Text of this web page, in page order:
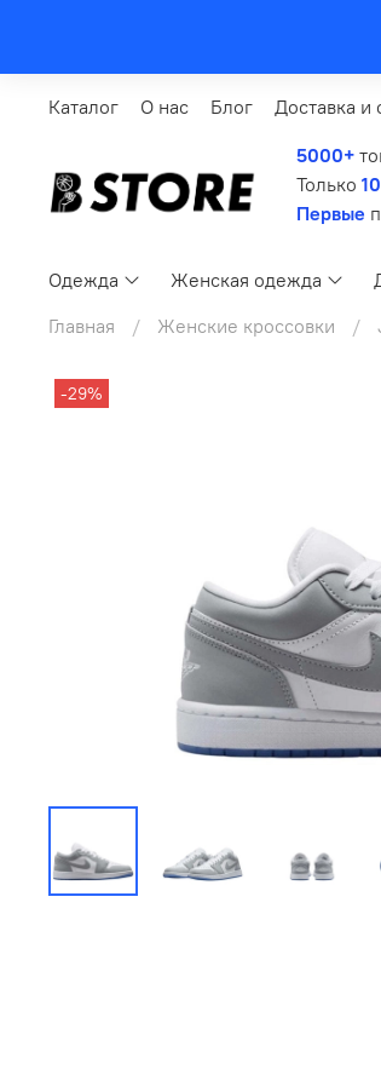
Каталог О нас Блог Доставка и
5000+
Только
Первые
Одежда Женская одежда
Главная
Женские кроссовки
-29%